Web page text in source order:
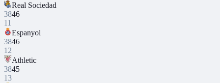
Real Sociedad
3846
11
Espanyol
3846
12
Athletic
3845
13